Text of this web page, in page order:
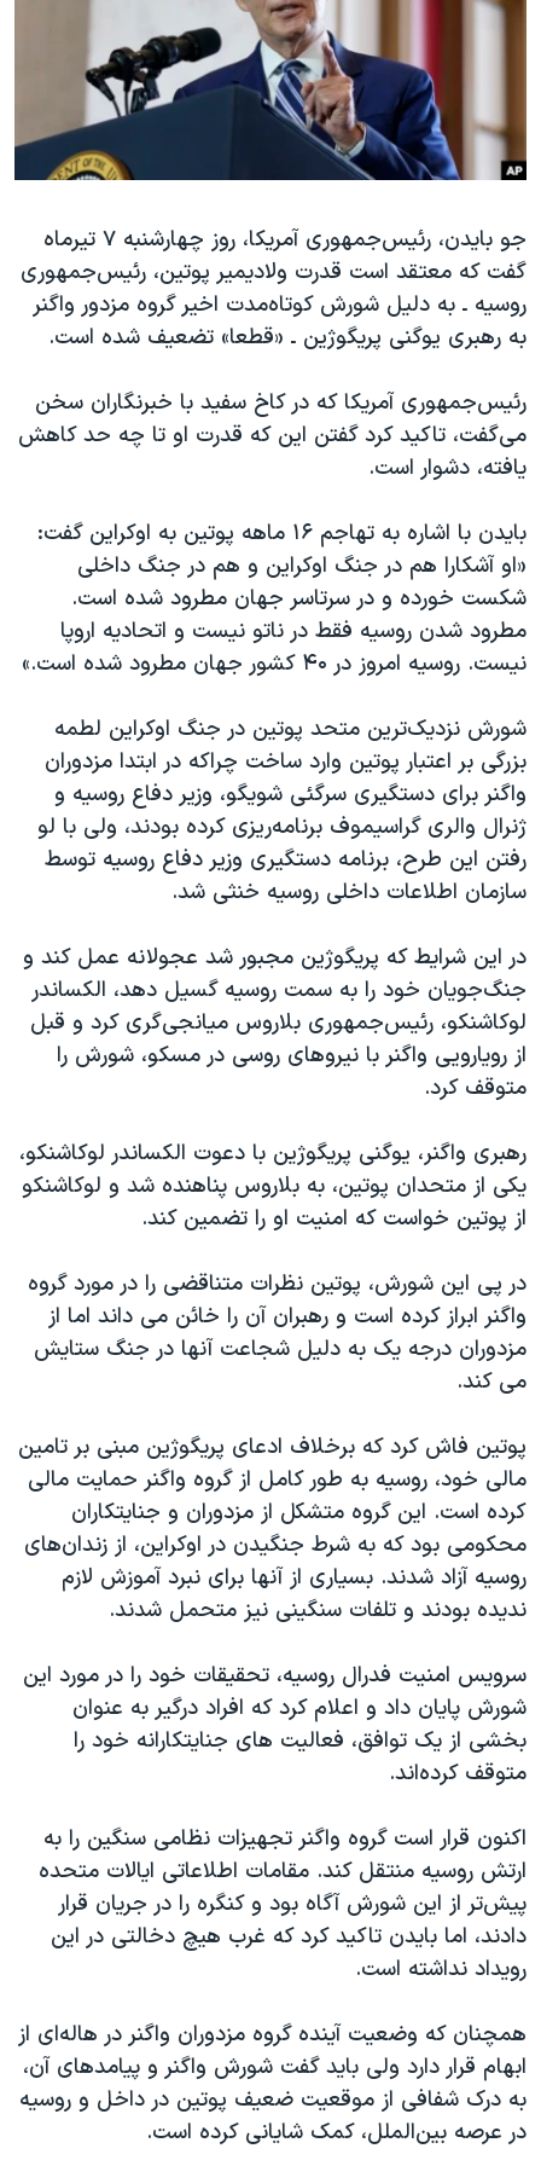
حقوق شهروندی
اقتصادی
علم و فناوری
گالری عکس
آرشیو پخش زنده
انتخابات ریاست جمهوری آمریکا ۲۰۲۴
حمله جمهوری اسلامی به اسرائیل
رمز مهسا
اعتراضات زن، زندگی، آزادی
مجموعه مستندهای دادخواهی
تریبونال مردمی آبان ۹۸
چهل سال گروگان‌گیری
قانون شفافیت دارائی کادر رهبری ایران
اسرائیل در جنگ
نرگس محمدی برنده جایزه نوبل صلح
همایش محافظه‌کاران آمریکا «سی‌پک»
صفحه‌های ویژه
سفر پرزیدنت ترامپ به چین
زبانهای مختلف
جو بایدن، رئیس‌جمهوری آمریکا، روز چهارشنبه ۷ تیرماه
گفت که معتقد است قدرت ولادیمیر پوتین، رئیس‌جمهوری
روسیه ـ به دلیل شورش کوتاه‌مدت اخیر گروه مزدور واگنر
به رهبری یوگنی پریگوژین ـ «قطعا» تضعیف شده است.
رئیس‌جمهوری آمریکا که در کاخ سفید با خبرنگاران سخن
می‌گفت، تاکید کرد گفتن این که قدرت او تا چه حد کاهش
یافته، دشوار است.
بایدن با اشاره به تهاجم ۱۶ ماهه پوتین به اوکراین گفت:
«او آشکارا هم در جنگ اوکراین و هم در جنگ داخلی
شکست خورده و در سرتاسر جهان مطرود شده است.
مطرود شدن روسیه فقط در ناتو نیست و اتحادیه اروپا
نیست. روسیه امروز در ۴۰ کشور جهان مطرود شده است.»
شورش نزدیک‌ترین متحد پوتین در جنگ اوکراین لطمه
بزرگی بر اعتبار پوتین وارد ساخت چراکه در ابتدا مزدوران
واگنر برای دستگیری سرگئی شویگو، وزیر دفاع روسیه و
ژنرال والری گراسیموف برنامه‌ریزی کرده بودند، ولی با لو
رفتن این طرح، برنامه دستگیری وزیر دفاع روسیه توسط
سازمان اطلاعات داخلی روسیه خنثی شد.
در این شرایط که پریگوژین مجبور شد عجولانه عمل کند و
جنگ‌جویان خود را به سمت روسیه گسیل دهد، الکساندر
لوکاشنکو، رئیس‌جمهوری بلاروس میانجی‌گری کرد و قبل
از رویارویی واگنر با نیروهای روسی در مسکو، شورش را
متوقف کرد.
رهبری واگنر، یوگنی پریگوژین با دعوت الکساندر لوکاشنکو،
یکی از متحدان پوتین، به بلاروس پناهنده شد و لوکاشنکو
از پوتین خواست که امنیت او را تضمین کند.
در پی این شورش، پوتین نظرات متناقضی را در مورد گروه
واگنر ابراز کرده است و رهبران آن را خائن می داند اما از
مزدوران درجه یک به دلیل شجاعت آنها در جنگ ستایش
می کند.
پوتین فاش کرد که برخلاف ادعای پریگوژین مبنی بر تامین
مالی خود، روسیه به طور کامل از گروه واگنر حمایت مالی
کرده است. این گروه متشکل از مزدوران و جنایتکاران
محکومی بود که به شرط جنگیدن در اوکراین، از زندان‌های
روسیه آزاد شدند. بسیاری از آنها برای نبرد آموزش لازم
ندیده بودند و تلفات سنگینی نیز متحمل شدند.
سرویس امنیت فدرال روسیه، تحقیقات خود را در مورد این
شورش پایان داد و اعلام کرد که افراد درگیر به عنوان
بخشی از یک توافق، فعالیت های جنایتکارانه خود را
متوقف کرده‌اند.
اکنون قرار است گروه واگنر تجهیزات نظامی سنگین را به
ارتش روسیه منتقل کند. مقامات اطلاعاتی ایالات متحده
پیش‌تر از این شورش آگاه بود و کنگره را در جریان قرار
دادند، اما بایدن تاکید کرد که غرب هیچ دخالتی در این
رویداد نداشته است.
همچنان که وضعیت آینده گروه مزدوران واگنر در هاله‌ای از
ابهام قرار دارد ولی باید گفت شورش واگنر و پیامدهای آن،
به درک شفافی از موقعیت ضعیف پوتین در داخل و روسیه
در عرصه بین‌الملل، کمک شایانی کرده است.